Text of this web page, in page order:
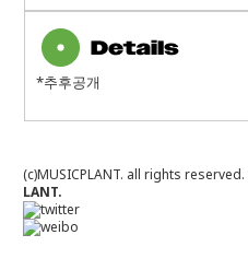
*추후공개
(c)MUSICPLANT. all rights reserved.
LANT.